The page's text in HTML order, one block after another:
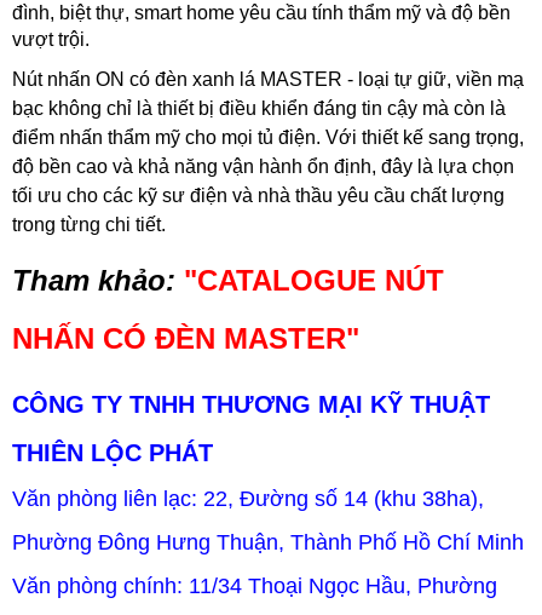
đình, biệt thự, smart home yêu cầu tính thẩm mỹ và độ bền
vượt trội.
Nút nhấn ON có đèn xanh lá MASTER - loại tự giữ, viền mạ
bạc không chỉ là thiết bị điều khiển đáng tin cậy mà còn là
điểm nhấn thẩm mỹ cho mọi tủ điện. Với thiết kế sang trọng,
độ bền cao và khả năng vận hành ổn định, đây là lựa chọn
tối ưu cho các kỹ sư điện và nhà thầu yêu cầu chất lượng
trong từng chi tiết.
Tham khảo: "CATALOGUE NÚT
NHẤN CÓ ĐÈN MASTER"
CÔNG TY TNHH THƯƠNG MẠI KỸ THUẬT
THIÊN LỘC PHÁT
Văn phòng liên lạc: 22, Đường số 14 (khu 38ha),
Phường Đông Hưng Thuận, Thành Phố Hồ Chí Minh
Văn phòng chính: 11/34 Thoại Ngọc Hầu, Phường